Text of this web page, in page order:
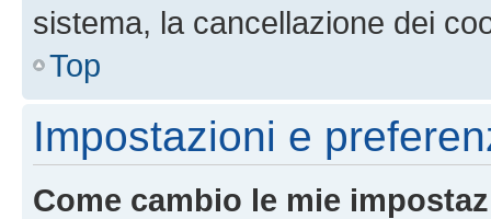
sistema, la cancellazione dei
Top
Impostazioni e
Come cambio le mie